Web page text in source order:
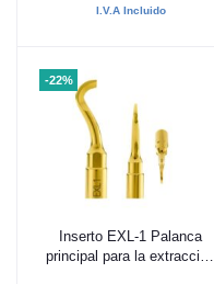
I.V.A Incluido
-22%
Añadir al carrito
Inserto EXL-1 Palanca
principal para la extracción